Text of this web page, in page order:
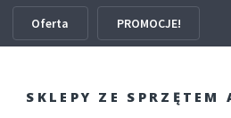
Oferta PROMOCJE!